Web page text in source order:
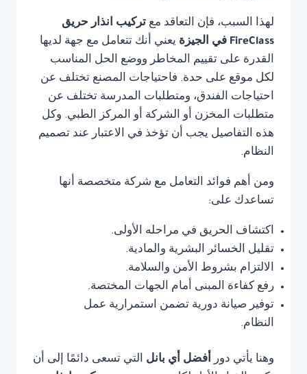
لهذا السبب، فإن التعاقد مع تركيب انذار حريق
FireClass في الجيزة
يعني أنك تتعامل مع جهة لديها
القدرة على تقييم المخاطر ووضع الحل المناسب
لكل موقع على حدة. فاحتياجات المصنع تختلف عن
احتياجات الفندق، ومتطلبات المدرسة تختلف عن
متطلبات المخزن أو الشركة أو المركز الطبي. وكل
هذه التفاصيل يجب أن تؤخذ في الاعتبار عند تصميم
النظام.
ومن أهم فوائد التعامل مع شركة متخصصة أنها
تساعدك على:
اكتشاف الحريق في مراحله الأولى.
تقليل الخسائر البشرية والمادية.
الالتزام بشروط الأمن والسلامة.
رفع كفاءة المبنى أمام الجهات المختصة.
توفير صيانة دورية تضمن استمرارية عمل
النظام.
وهنا يأتي دور أفضل أي بانل التي تسعى دائمًا إلى أن